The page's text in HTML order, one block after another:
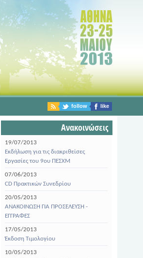
follow like
Ανακοινώσεις
19/07/2013
Εκδήλωση για τις διακριθείσες
Εργασίες του 9ου ΠΕΣΧΜ
07/06/2013
CD Πρακτικών Συνεδρίου
20/05/2013
ΑΝΑΚΟΙΝΩΣΗ ΓΙΑ ΠΡΟΣΕΛΕΥΣΗ -
ΕΓΓΡΑΦΕΣ
17/05/2013
Έκδοση Τιμολογίου
10/05/2013